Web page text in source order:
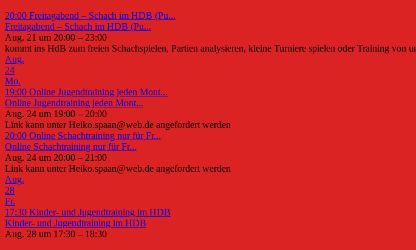
20:00 Freitagabend – Schach im HDB (Pu...
Freitagabend – Schach im HDB (Pu...
Aug. 21 um 20:00 – 23:00
kommt ins HdB zum freien Schachspielen, Partien analysieren, kleine Turniere spielen oder Training von
Aug.
24
Mo.
19:00 Online Jugendtraining jeden Mont...
Online Jugendtraining jeden Mont...
Aug. 24 um 19:00 – 20:00
Link kann unter Heiko.spaan@web.de angefordert werden
20:00 Online Schachtraining nur für Fr...
Online Schachtraining nur für Fr...
Aug. 24 um 20:00 – 21:00
Link kann unter Heiko.spaan@web.de angefordert werden
Aug.
28
Fr.
17:30 Kinder- und Jugendtraining im HDB
Kinder- und Jugendtraining im HDB
Aug. 28 um 17:30 – 18:30